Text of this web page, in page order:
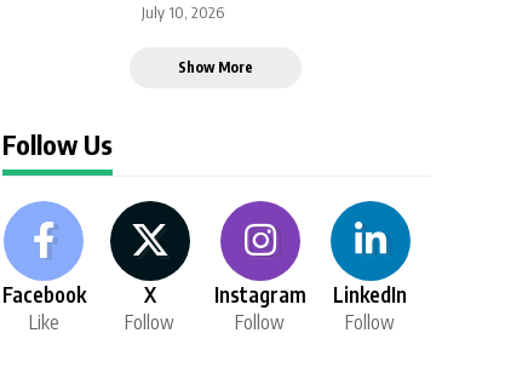
July 10, 2026
Show More
Follow Us
Facebook
Like
X
Follow
Instagram
Follow
LinkedIn
Follow